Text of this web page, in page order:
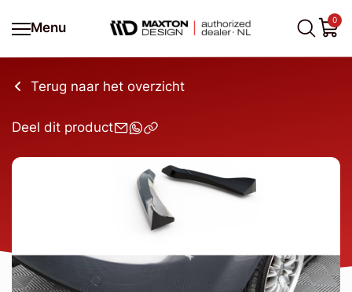
Menu
0
Terug naar het overzicht
Deel dit product